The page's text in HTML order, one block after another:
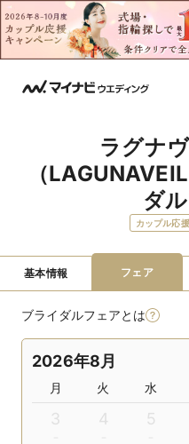
ラグナ
（
ダ
カップル応
基本情報 フェア
ブライダルフェアとは
2026年8月
月 火 水
3 4 5